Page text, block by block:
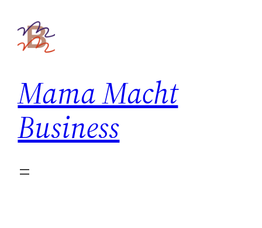
Inhalt
springen
Mama Macht
Business